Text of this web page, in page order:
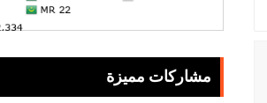
مشاركات مميزة